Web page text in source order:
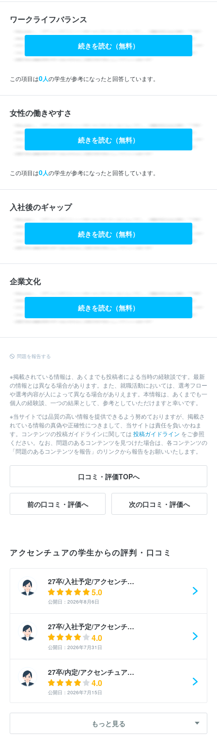
ワークライフバランス
続きを読む（無料）
この項目は0人の学生が参考になったと回答しています。
女性の働きやすさ
続きを読む（無料）
この項目は0人の学生が参考になったと回答しています。
入社後のギャップ
続きを読む（無料）
企業文化
続きを読む（無料）
問題を報告する
※掲載されている情報は、あくまでも投稿者による当時の経験談です。最新
の情報とは異なる場合があります。また、就職活動においては、選考フロー
や選考内容が人によって異なる場合がありえます。本情報は、あくまでも一
個人の経験談、一つの結果として、参考としていただけますと幸いです。
※当サイトでは品質の高い情報を提供できるよう努めておりますが、掲載さ
れている情報の真偽や正確性につきまして、当サイトは責任を負いかねま
す。コンテンツの投稿ガイドラインに関しては 投稿ガイドライン をご参照
ください。なお、問題のあるコンテンツを見つけた場合は、各コンテンツの
「問題のあるコンテンツを報告」のリンクから報告をお願いいたします。
口コミ・評価TOPへ
前の口コミ・評価へ 次の口コミ・評価へ
アクセンチュアの学生からの評判・口コミ
27卒/入社予定/アクセンチ…
5.0
公開日：2026年8月6日
27卒/入社予定/アクセンチ…
4.0
公開日：2026年7月31日
27卒/内定/アクセンチュア…
4.0
公開日：2026年7月15日
5.0
もっと見る